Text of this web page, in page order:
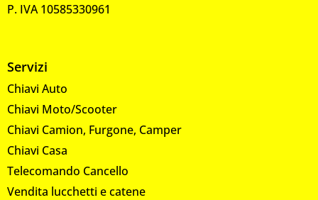
P. IVA 10585330961
Servizi
Chiavi Auto
Chiavi Moto/Scooter
Chiavi Camion, Furgone, Camper
Chiavi Casa
Telecomando Cancello
Vendita lucchetti e catene